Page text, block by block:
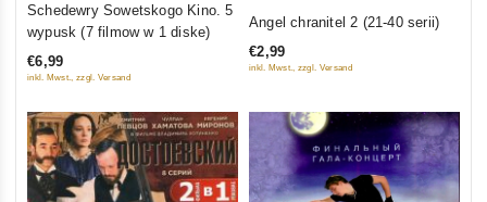
5
Schedewry Sowetskogo Kino. 5
wypusk (7 filmow w 1 diske)
€6,99
inkl. Mwst., zzgl. Versand
out
of
Angel chranitel 2 (21-40 serii)
€2,99
inkl. Mwst., zzgl. Versand